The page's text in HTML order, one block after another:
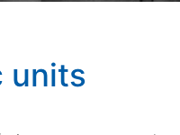
units